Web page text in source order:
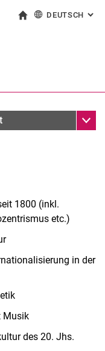
direkt zu: Inhalt
direkt zu: Suche
direkt zu:
Link in einem
DEUTSCH :
1800 (inkl.
etc.)
in der
Musik
des 20. Jhs.